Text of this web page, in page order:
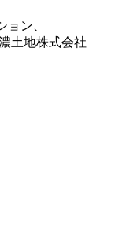
ン、
土地株式会社